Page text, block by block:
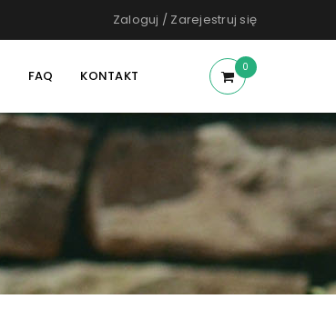
Zaloguj / Zarejestruj się
FAQ KONTAKT
0